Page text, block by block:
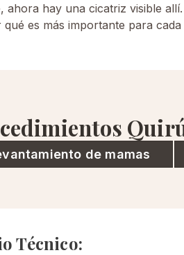
ahora hay una cicatriz visible
qué es más importante para
de mamas
Técnico: